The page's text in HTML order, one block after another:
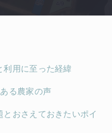
利用に至った経緯
る農家の声
とおさえておきたいポイ